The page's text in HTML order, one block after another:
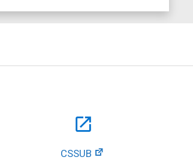
open_in_new
CSSUB